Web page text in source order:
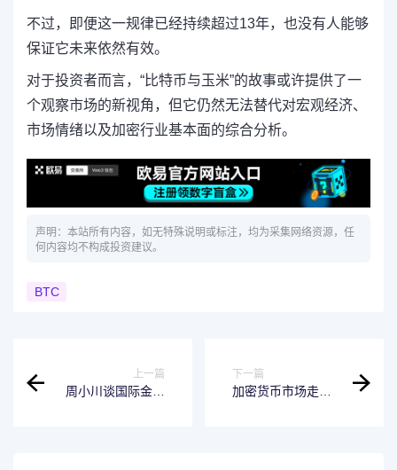
不过，即便这一规律已经持续超过13年，也没有人能够
保证它未来依然有效。
对于投资者而言，“比特币与玉米”的故事或许提供了一
个观察市场的新视角，但它仍然无法替代对宏观经济、
市场情绪以及加密行业基本面的综合分析。
声明：本站所有内容，如无特殊说明或标注，均为采集网络资源，任
何内容均不构成投资建议。
BTC
上一篇
周小川谈国际金融
下一篇
加密货币市场走